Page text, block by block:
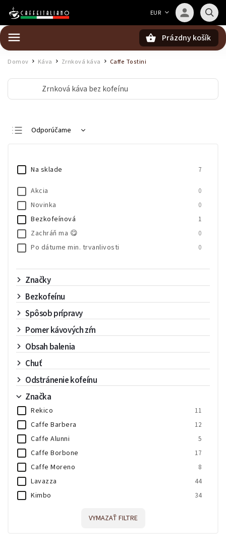
EUR
Prázdny košík
Domov Káva Zrnková káva Caffe Tostini
Zrnková káva bez kofeínu
Odporúčame
Abecedne
Na sklade 7
Akcia 0
Novinka 0
Bezkofeínová 1
Zachráň ma 😋 0
Po dátume min. trvanlivosti 0
Značky
Bezkofeínu
Spôsob prípravy
Pomer kávových zŕn
Obsah balenia
Chuť
Odstránenie kofeínu
Značka
Rekico 11
Caffe Barbera 12
Caffe Alunni 5
Caffe Borbone 17
Caffe Moreno 8
Lavazza 44
Kimbo 34
VYMAZAŤ FILTRE
Barista — poradca Caffeitaliano